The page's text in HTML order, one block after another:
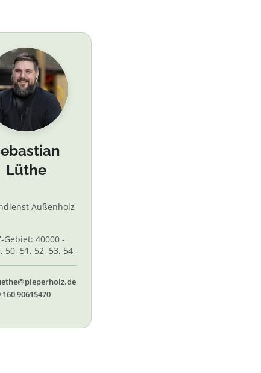
Lüthe
Außenholz
Gebiet: 40000 -
50, 51, 52, 53, 54,
160 90615470